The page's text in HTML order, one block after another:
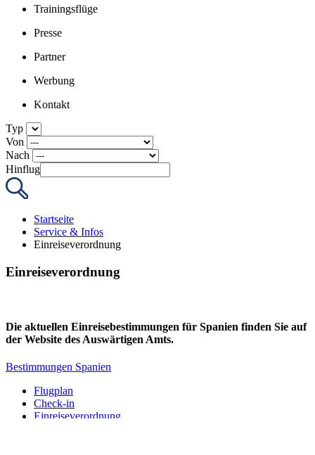
Trainingsflüge
Presse
Partner
Werbung
Kontakt
Typ
Von
Nach
Hinflug
Startseite
Service & Infos
Einreiseverordnung
Einreiseverordnung
Die aktuellen Einreisebestimmungen für Spanien finden Sie auf
der Website des Auswärtigen Amts.
Bestimmungen Spanien
Flugplan
Check-in
Einreiseverordnung